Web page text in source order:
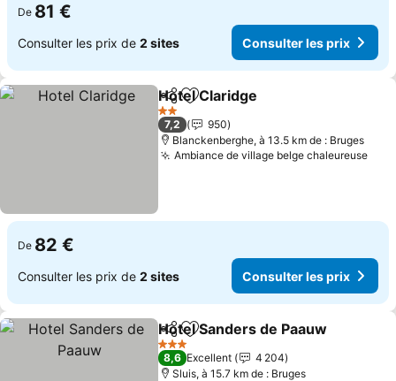
De 81 €
Consulter les prix de 2 sites Consulter les prix
PartagerAjouter à mes favoris
Hotel Claridge
2 Étoiles
7,2
950
Blanckenberghe, à 13.5 km de : Bruges
Ambiance de village belge chaleureuse
De 82 €
Consulter les prix de 2 sites Consulter les prix
PartagerAjouter à mes favoris
Hotel Sanders de Paauw
3 Étoiles
8,6 Excellent
4 204
Sluis, à 15.7 km de : Bruges